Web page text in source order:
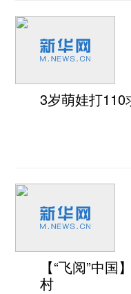
3岁萌娃打
【“飞阅”中
村